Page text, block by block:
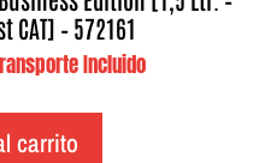
CAT] – 572161
Incluido
carrito